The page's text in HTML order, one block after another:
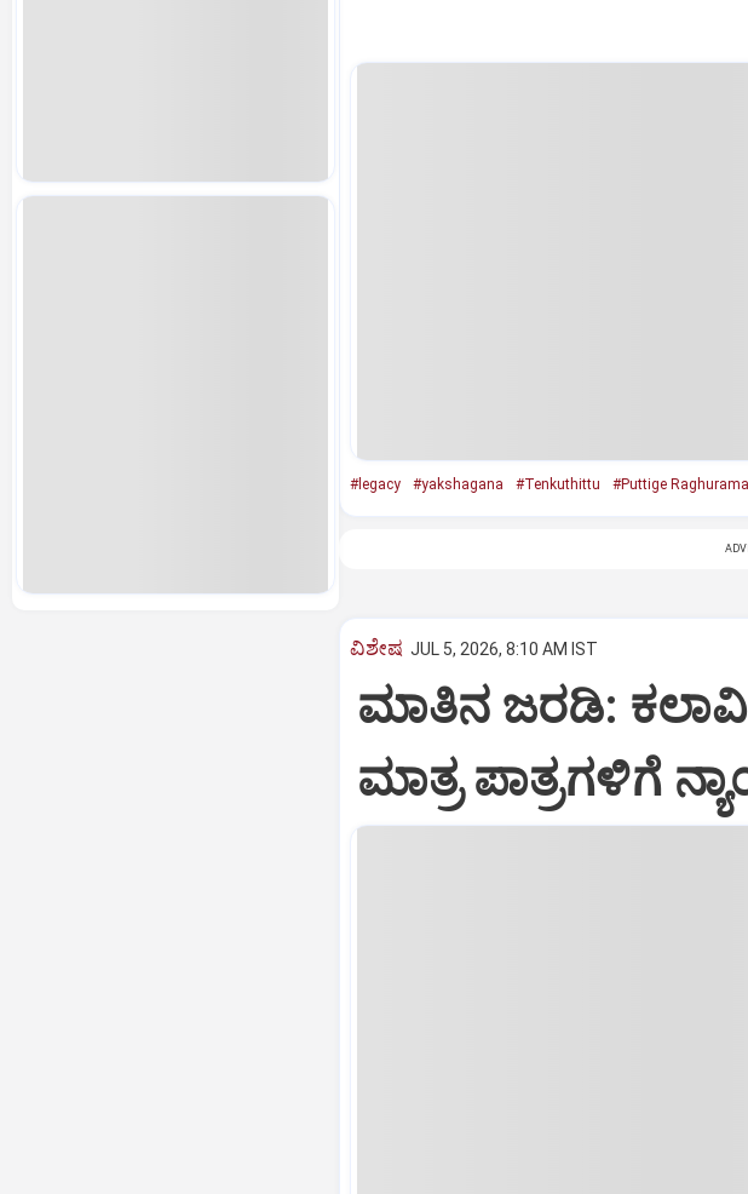
#legacy #yakshagana #Tenkuthittu #Puttige
ವಿಶೇಷ JUL 5, 2026, 8:10 AM IST
ಮಾತಿನ ಜರಡಿ:
ಮಾತ್ರ ಪಾತ್ರಗಳಿಗೆ